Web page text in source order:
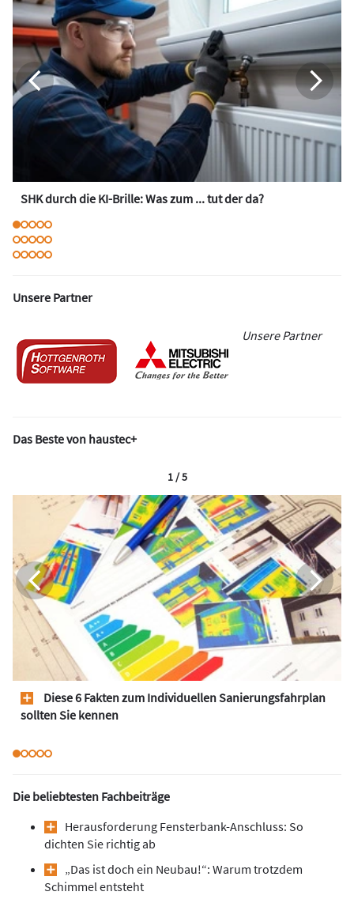
SHK durch die KI-Brille: Was zum ... tut der da?
Unsere Partner
Unsere Partner
Das Beste von haustec+
Diese 6 Fakten zum Individuellen Sanierungsfahrplan
sollten Sie kennen
1 / 5
Die beliebtesten Fachbeiträge
Herausforderung Fensterbank-Anschluss: So
dichten Sie richtig ab
„Das ist doch ein Neubau!“: Warum trotzdem
Schimmel entsteht